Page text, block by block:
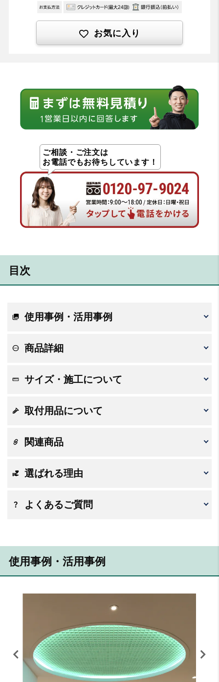
お気に入り
ご相談・ご注文は
お電話でもお待ちしています！
目次
使用事例・活用事例
商品詳細
サイズ・施工について
取付用品について
関連商品
選ばれる理由
よくあるご質問
使用事例・活用事例